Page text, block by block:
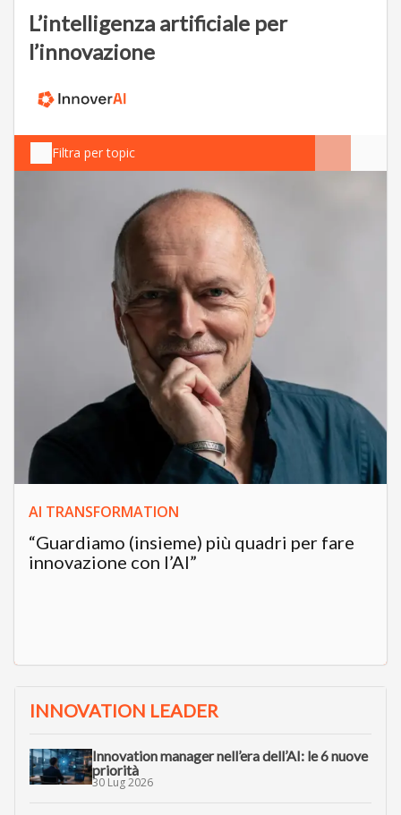
L’intelligenza artificiale per
l’innovazione
Filtra per topic
AI TRANSFORMATION
“Guardiamo (insieme) più quadri per fare
innovazione con l’AI”
INNOVATION LEADER
Innovation manager nell’era dell’AI: le 6 nuove
priorità
30 Lug 2026